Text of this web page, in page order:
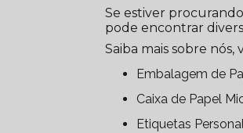
Se estiver
pode encontrar
Saiba mais sobre nós,
Embalagem de
Caixa de Papel
Etiquetas